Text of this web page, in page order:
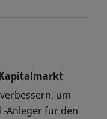
Front-
um
Anleger für den